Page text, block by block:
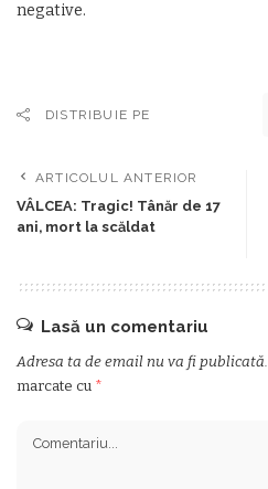
negative.
DISTRIBUIE PE
ARTICOLUL ANTERIOR
VÂLCEA: Tragic! Tânăr de 17
ani, mort la scăldat
Lasă un comentariu
Adresa ta de email nu va fi publicată.
marcate cu *